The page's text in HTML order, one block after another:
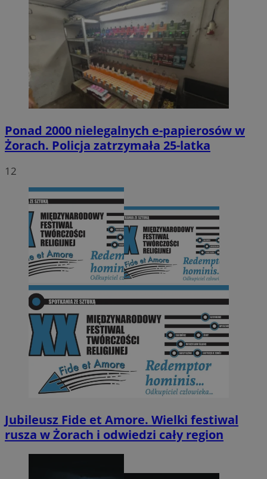
Ponad 2000 nielegalnych e-papierosów w
Żorach. Policja zatrzymała 25-latka
12
Jubileusz Fide et Amore. Wielki festiwal
rusza w Żorach i odwiedzi cały region